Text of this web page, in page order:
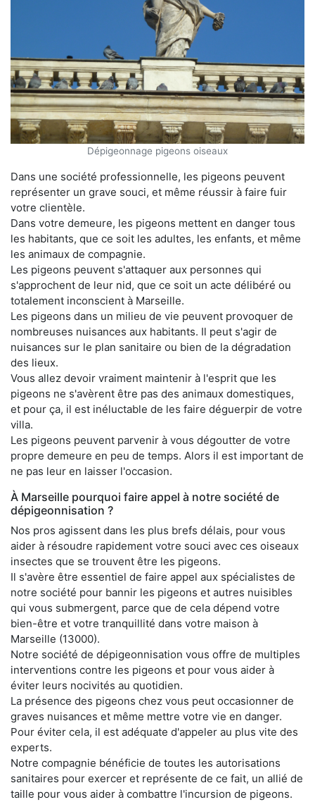
Dépigeonnage pigeons oiseaux
Dans une société professionnelle, les pigeons peuvent
représenter un grave souci, et même réussir à faire fuir
votre clientèle.
Dans votre demeure, les pigeons mettent en danger tous
les habitants, que ce soit les adultes, les enfants, et même
les animaux de compagnie.
Les pigeons peuvent s'attaquer aux personnes qui
s'approchent de leur nid, que ce soit un acte délibéré ou
totalement inconscient à Marseille.
Les pigeons dans un milieu de vie peuvent provoquer de
nombreuses nuisances aux habitants. Il peut s'agir de
nuisances sur le plan sanitaire ou bien de la dégradation
des lieux.
Vous allez devoir vraiment maintenir à l'esprit que les
pigeons ne s'avèrent être pas des animaux domestiques,
et pour ça, il est inéluctable de les faire déguerpir de votre
villa.
Les pigeons peuvent parvenir à vous dégoutter de votre
propre demeure en peu de temps. Alors il est important de
ne pas leur en laisser l'occasion.
À Marseille pourquoi faire appel à notre société de
dépigeonnisation ?
Nos pros agissent dans les plus brefs délais, pour vous
aider à résoudre rapidement votre souci avec ces oiseaux
insectes que se trouvent être les pigeons.
Il s'avère être essentiel de faire appel aux spécialistes de
notre société pour bannir les pigeons et autres nuisibles
qui vous submergent, parce que de cela dépend votre
bien-être et votre tranquillité dans votre maison à
Marseille (13000).
Notre société de dépigeonnisation vous offre de multiples
interventions contre les pigeons et pour vous aider à
éviter leurs nocivités au quotidien.
La présence des pigeons chez vous peut occasionner de
graves nuisances et même mettre votre vie en danger.
Pour éviter cela, il est adéquate d'appeler au plus vite des
experts.
Notre compagnie bénéficie de toutes les autorisations
sanitaires pour exercer et représente de ce fait, un allié de
taille pour vous aider à combattre l'incursion de pigeons.